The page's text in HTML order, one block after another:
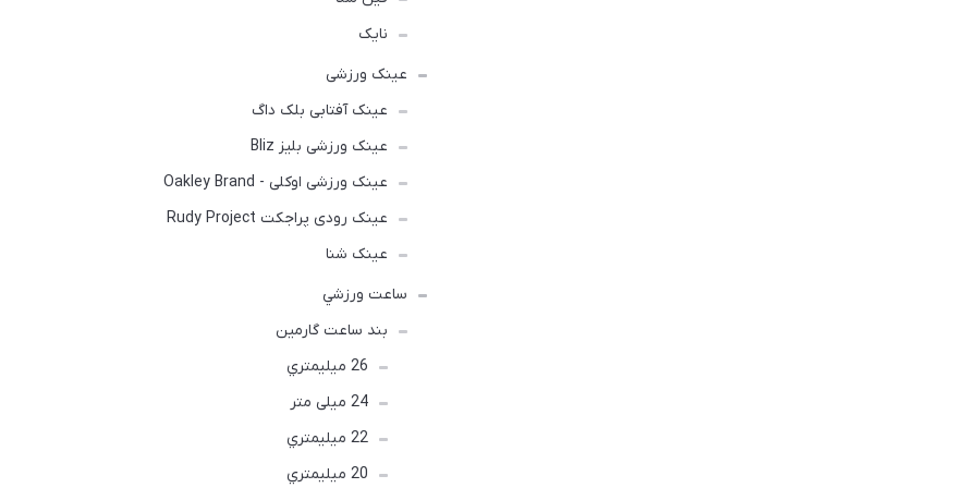
نایک
عینک ورزشی
عینک آفتابی بلک داگ
عینک ورزشی بلیز Bliz
عینک ورزشی اوکلی - Oakley Brand
عینک رودی پراجکت Rudy Project
عینک شنا
ساعت ورزشي
بند ساعت گارمین
26 ميليمتري
24 میلی متر
22 ميليمتري
20 ميليمتري